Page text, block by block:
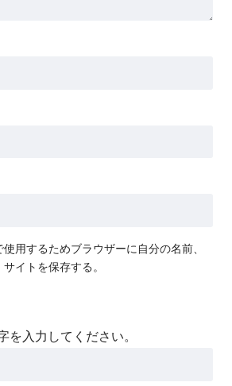
用するためブラウザーに自分の名前、
イトを保存する。
を入力してください。